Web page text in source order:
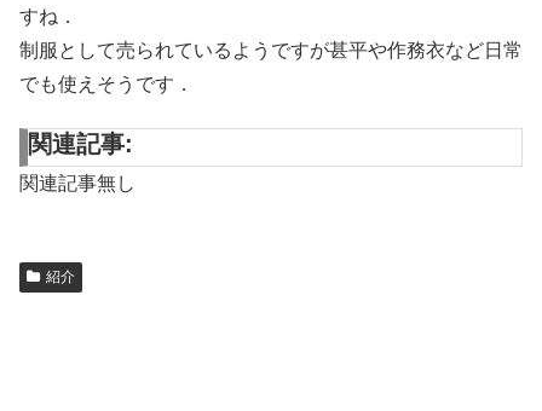
すね．
制服として売られているようですが甚平や作務衣など日常
でも使えそうです．
関連記事:
関連記事無し
紹介